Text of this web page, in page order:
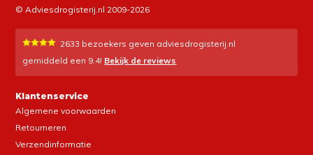
© Adviesdrogisterij.nl 2009-2026
2633 bezoekers geven adviesdrogisterij.nl
gemiddeld een 9.4! Bekijk de reviews
Klantenservice
Algemene voorwaarden
Retourneren
Verzendinformatie